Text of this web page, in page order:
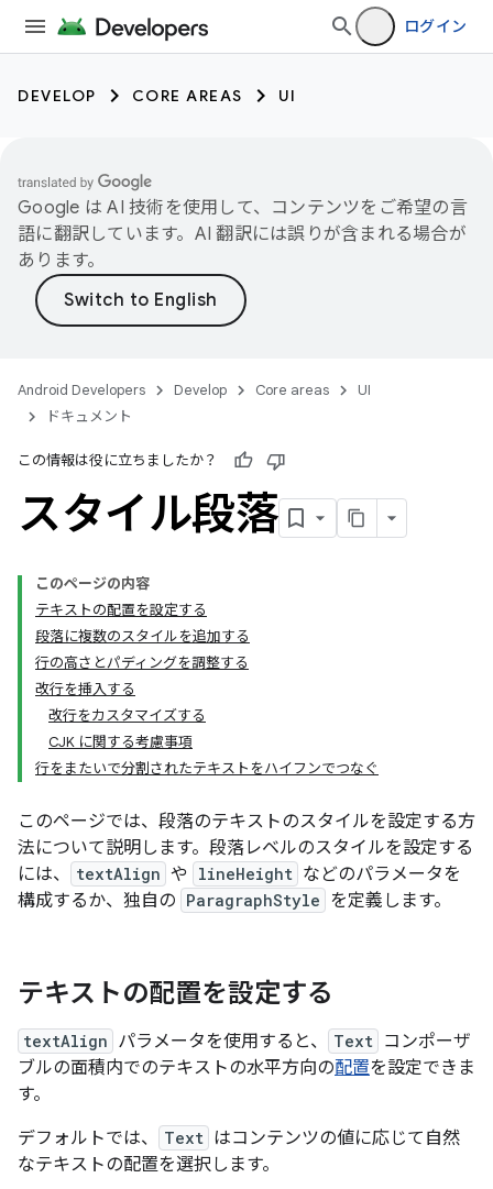
ログイン
DEVELOP CORE AREAS UI
Google は AI 技術を使用して、コンテンツをご希望の言
語に翻訳しています。AI 翻訳には誤りが含まれる場合が
あります。
Android Developers Develop Core areas
UI
ドキュメント
この情報は役に立ちましたか？
スタイル段落
このページの内容
テキストの配置を設定する
段落に複数のスタイルを追加する
行の高さとパディングを調整する
改行を挿入する
改行をカスタマイズする
CJK に関する考慮事項
行をまたいで分割されたテキストをハイフンでつなぐ
このページでは、段落のテキストのスタイルを設定する方
法について説明します。段落レベルのスタイルを設定する
には、
textAlign や lineHeight などのパラメータを
構成するか、独自の ParagraphStyle を定義します。
テキストの配置を設定する
textAlign パラメータを使用すると、 Text コンポーザ
ブルの面積内でのテキストの水平方向の配置を設定できま
す。
デフォルトでは、
Text はコンテンツの値に応じて自然
なテキストの配置を選択します。